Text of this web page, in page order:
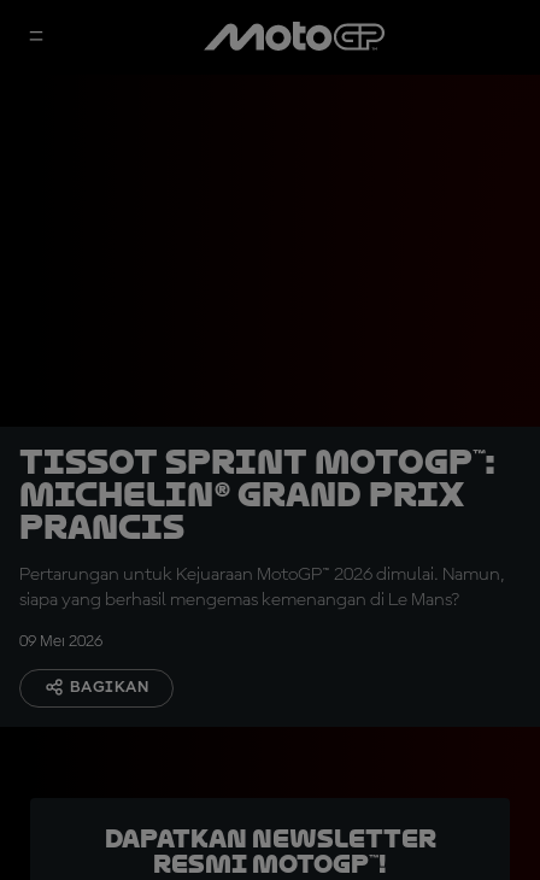
Tissot Sprint MotoGP™:
Michelin® Grand Prix
Prancis
Pertarungan untuk Kejuaraan MotoGP™ 2026 dimulai. Namun,
siapa yang berhasil mengemas kemenangan di Le Mans?
09 Mei 2026
BAGIKAN
Dapatkan Newsletter
Resmi MotoGP™!